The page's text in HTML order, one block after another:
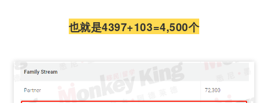
也就是4397+103=4,500个